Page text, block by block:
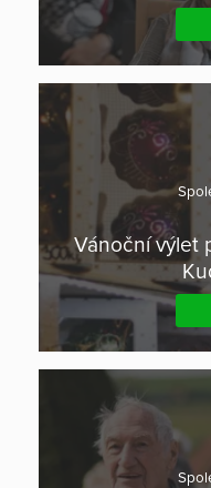
Vánoční výlet